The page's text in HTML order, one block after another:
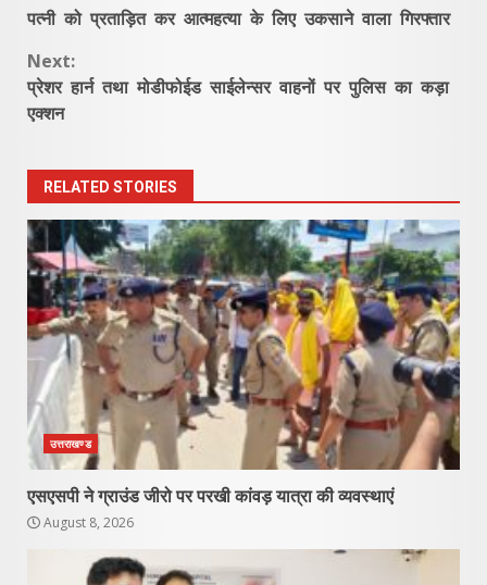
Reading
पत्नी को प्रताड़ित कर आत्महत्या के लिए उकसाने वाला गिरफ्तार
Next:
प्रेशर हार्न तथा मोडीफोईड साईलेन्सर वाहनों पर पुलिस का कड़ा
एक्शन
RELATED STORIES
उत्तराखण्ड
एसएसपी ने ग्राउंड जीरो पर परखी कांवड़ यात्रा की व्यवस्थाएं
August 8, 2026